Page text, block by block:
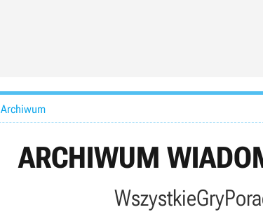
Archiwum
ARCHIWUM
WszystkieGry